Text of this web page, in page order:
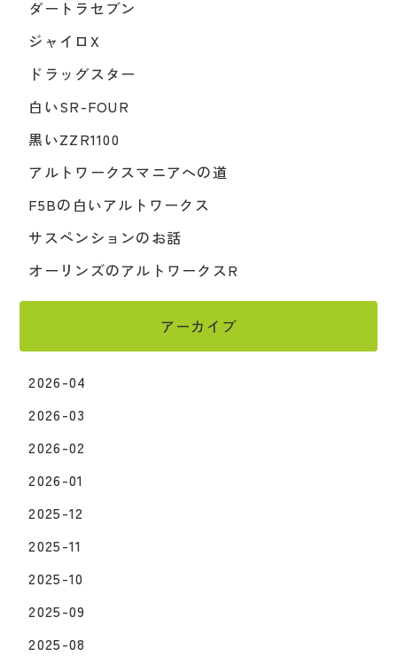
ダートラセブン
ジャイロX
ドラッグスター
白いSR-FOUR
黒いZZR1100
アルトワークスマニアへの道
F5Bの白いアルトワークス
サスペンションのお話
オーリンズのアルトワークスR
アーカイブ
2026-04
2026-03
2026-02
2026-01
2025-12
2025-11
2025-10
2025-09
2025-08